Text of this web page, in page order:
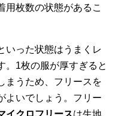
用枚数の状態があるこ
いった状態はうまくレ
。1枚の服が厚すぎると
まうため、フリースを
よいでしょう。フリー